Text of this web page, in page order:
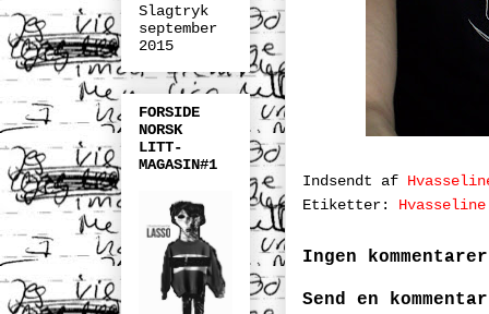
Indsendt af
Etiketter:
Ingen
Send en kommentar
Slagtryk
september
2015
FORSIDE
NORSK
LITT-
MAGASIN#1